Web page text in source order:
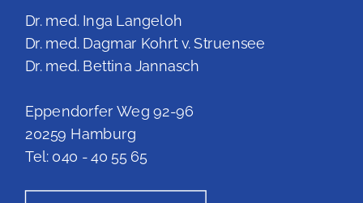
Dr. med. Inga Langeloh
Dr. med. Dagmar Kohrt v. Struensee
Dr. med. Bettina Jannasch
Eppendorfer Weg 92-96
20259 Hamburg
Tel: 040 - 40 55 65